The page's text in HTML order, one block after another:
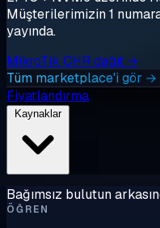
Müşterilerimizin 1
yayında.
MikroTik CHR dağıt →
Tüm marketplace'i gör →
Fiyatlandırma
Kaynaklar
Bağımsız bulutun
ÖĞREN